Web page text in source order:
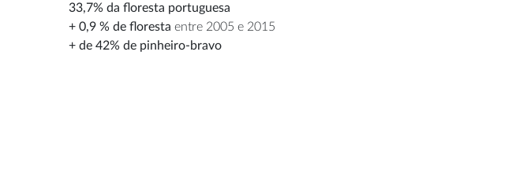
33,7% da floresta portuguesa
+ 0,9 % de floresta entre 2005 e 2015
+ de 42% de pinheiro-bravo